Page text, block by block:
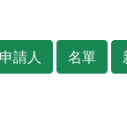
申請人 名單